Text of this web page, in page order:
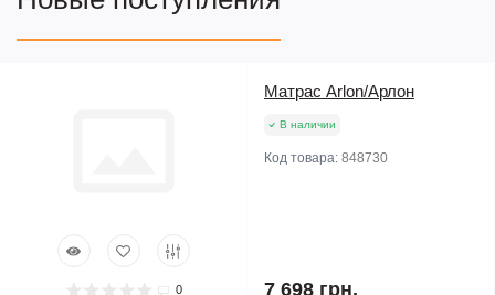
0
Матрас Arlon/Арлон
В наличии
Код товара: 848730
7 698 грн.